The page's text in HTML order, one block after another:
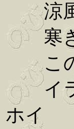
涼風
寒き
この
イラ
ホイ